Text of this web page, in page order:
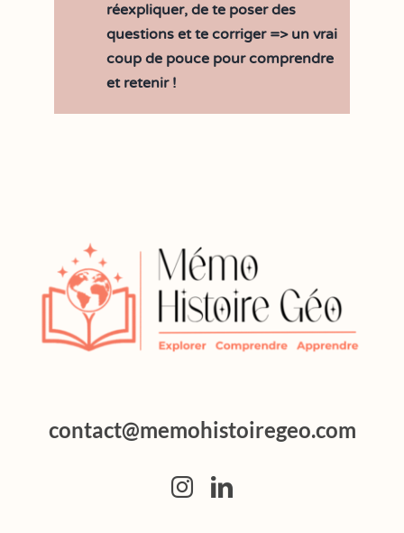
réexpliquer, de te poser des
questions et te corriger => un vrai
coup de pouce pour comprendre
et retenir !
contact@memohistoiregeo.com